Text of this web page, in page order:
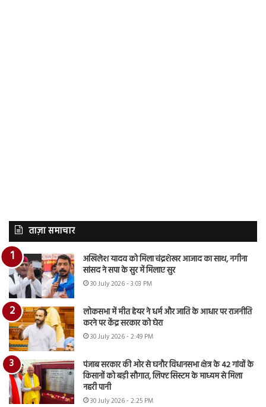
ताज़ा समाचार
अखिलेश यादव को मिला चंद्रशेखर आजाद का साथ, नगीना
सांसद ने सपा के सुर में मिलाए सुर
30 July 2026 - 3:03 PM
लोकसभा में मीत हेयर ने धर्म और जाति के आधार पर राजनीति
करने पर केंद्र सरकार को घेरा
30 July 2026 - 2:49 PM
पंजाब सरकार की ओर से घनौर विधानसभा क्षेत्र के 42 गांवों के
किसानों को बड़ी सौगात, लिफ्ट सिस्टम के माध्यम से मिला
नहरी पानी
30 July 2026 - 2:25 PM